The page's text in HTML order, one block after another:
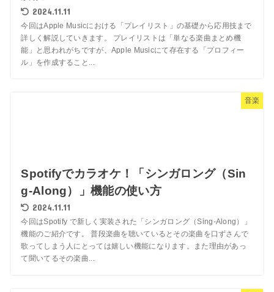
2024.11.11
今回はApple Musicにおける「プレイリスト」の基礎から応用技まで
詳しく解説していきます。 プレイリストは「単なる楽曲まとめ機
能」と思われがちですが、Apple Musicにて存在する「プロフィー
ル」を作成すること...
音楽
Spotifyでカラオケ！「シンガロング（Sin
g-Along）」機能の使い方
2024.11.11
今回はSpotify で新しく実装された「シンガロング（Sing-Along）」
機能のご紹介です。 普段楽曲を聴いているとその楽曲を口ずさんで
歌ってしまう人にとっては嬉しい機能になります。また理由があっ
て聞いてるその楽曲...